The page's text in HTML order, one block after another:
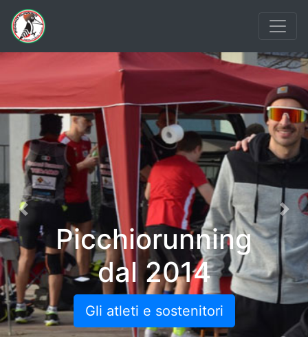
Picchiorunning
dal 2014
Gli atleti e sostenitori
Previous